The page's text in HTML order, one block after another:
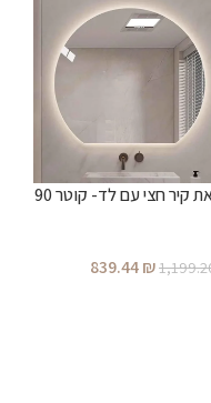
קיר חצי עם לד- קוטר 90
839.44₪